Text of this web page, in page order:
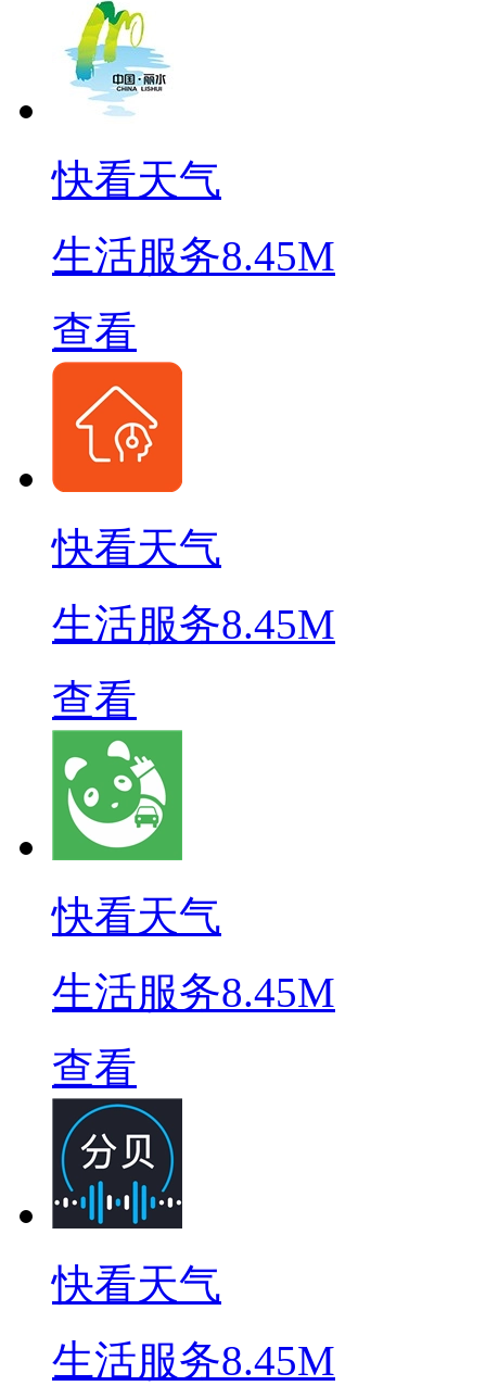
快看天气
生活服务8.45M
查看
快看天气
生活服务8.45M
查看
快看天气
生活服务8.45M
查看
快看天气
生活服务8.45M